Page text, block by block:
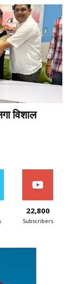
विशाल
22,800
Subscribers